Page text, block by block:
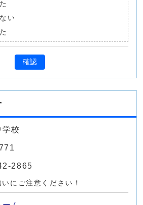
い
確認
校
2865
にご注意ください！